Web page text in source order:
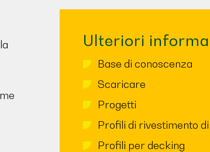
Ulteriori
Base di conoscenza
Scaricare
Progetti
Profili di rivestimento
Profili per decking